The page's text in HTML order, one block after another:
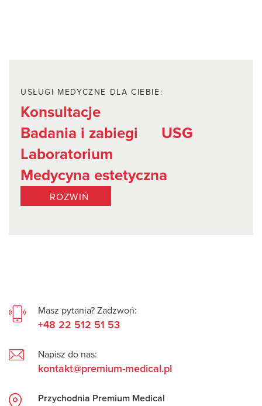
USŁUGI MEDYCZNE DLA CIEBIE:
Konsultacje
Badania i zabiegi
USG
Laboratorium
Medycyna estetyczna
ROZWIŃ
Masz pytania? Zadzwoń:
+48 22 512 51 53
Napisz do nas:
kontakt@premium-medical.pl
Przychodnia Premium Medical